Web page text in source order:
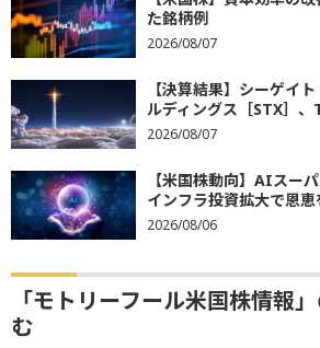
た銘柄例
2026/08/07
【決算結果】シーゲイ
ルディングス［STX］
2026/08/07
【米国株動向】AIスー
インフラ投資拡大で恩
2026/08/06
「モトリーフール米国株情報
む